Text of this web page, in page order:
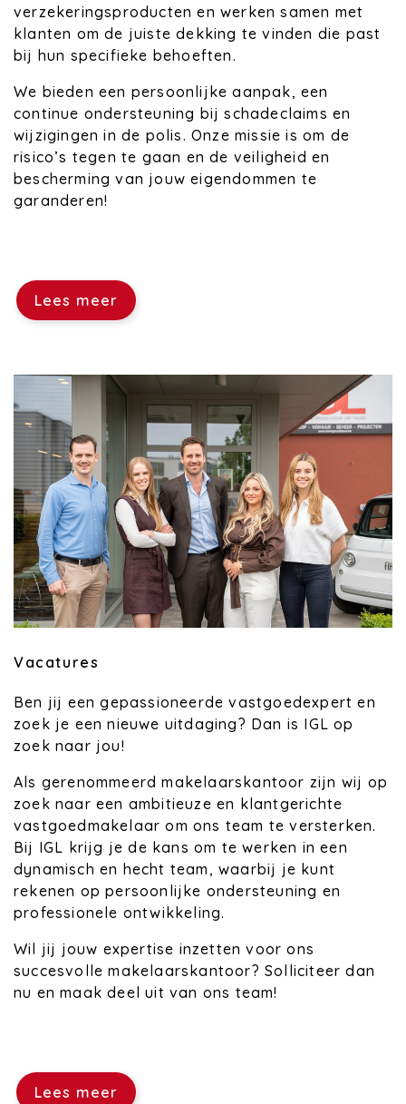
verzekeringsproducten en werken samen met
klanten om de juiste dekking te vinden die past
bij hun specifieke behoeften.
We bieden een persoonlijke aanpak, een
continue ondersteuning bij schadeclaims en
wijzigingen in de polis. Onze missie is om de
risico’s tegen te gaan en de veiligheid en
bescherming van jouw eigendommen te
garanderen!
Lees meer
Vacatures
Ben jij een gepassioneerde vastgoedexpert en
zoek je een nieuwe uitdaging? Dan is IGL op
zoek naar jou!
Als gerenommeerd makelaarskantoor zijn wij op
zoek naar een ambitieuze en klantgerichte
vastgoedmakelaar om ons team te versterken.
Bij IGL krijg je de kans om te werken in een
dynamisch en hecht team, waarbij je kunt
rekenen op persoonlijke ondersteuning en
professionele ontwikkeling.
Wil jij jouw expertise inzetten voor ons
succesvolle makelaarskantoor? Solliciteer dan
nu en maak deel uit van ons team!
Lees meer